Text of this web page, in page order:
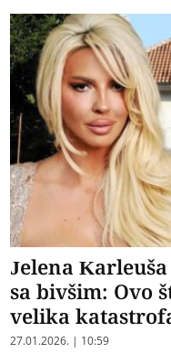
Jelena
sa bivšim: Ovo
velika
27.01.2026. | 10:59